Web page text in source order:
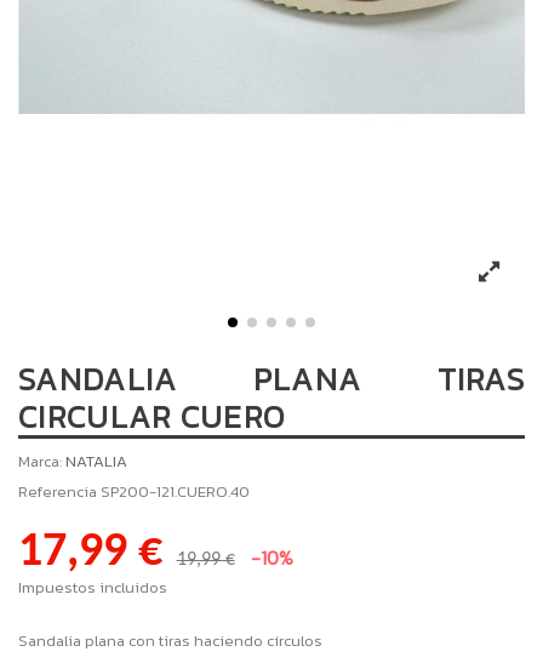
SANDALIA PLANA TIRAS
CIRCULAR CUERO
Marca: NATALIA
Referencia SP200-121.CUERO.40
17,99 € 19,99 € -10%
Impuestos incluidos
Sandalia plana con tiras haciendo círculos